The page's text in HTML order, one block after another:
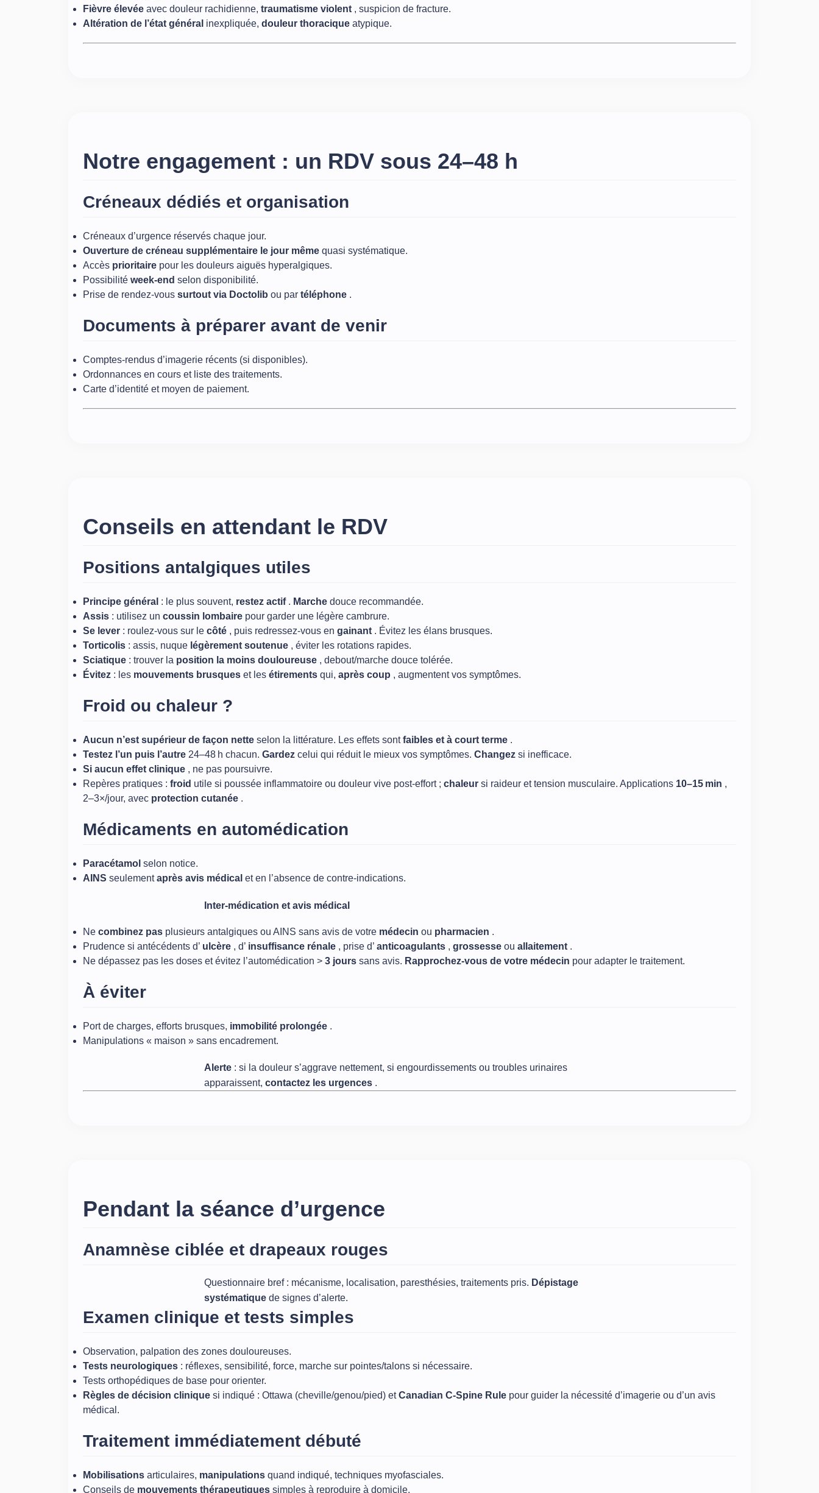
Fièvre élevée avec douleur rachidienne, traumatisme violent , suspicion de fracture.
Altération de l’état général inexpliquée, douleur thoracique atypique.
Notre engagement : un RDV sous 24–48 h
Créneaux dédiés et organisation
Créneaux d’urgence réservés chaque jour.
Ouverture de créneau supplémentaire le jour même quasi systématique.
Accès prioritaire pour les douleurs aiguës hyperalgiques.
Possibilité week‑end selon disponibilité.
Prise de rendez‑vous surtout via Doctolib ou par téléphone .
Documents à préparer avant de venir
Comptes‑rendus d’imagerie récents (si disponibles).
Ordonnances en cours et liste des traitements.
Carte d’identité et moyen de paiement.
Conseils en attendant le RDV
Positions antalgiques utiles
Principe général : le plus souvent, restez actif . Marche douce recommandée.
Assis : utilisez un coussin lombaire pour garder une légère cambrure.
Se lever : roulez‑vous sur le côté , puis redressez‑vous en gainant . Évitez les élans brusques.
Torticolis : assis, nuque légèrement soutenue , éviter les rotations rapides.
Sciatique : trouver la position la moins douloureuse , debout/marche douce tolérée.
Évitez : les mouvements brusques et les étirements qui, après coup , augmentent vos symptômes.
Froid ou chaleur ?
Aucun n’est supérieur de façon nette selon la littérature. Les effets sontfaibles et à court terme .
Testez l’un puis l’autre 24–48 h chacun. Gardez celui qui réduit le mieux vos symptômes. Changez si inefficace.
Si aucun effet clinique , ne pas poursuivre.
Repères pratiques : froid utile si poussée inflammatoire ou douleur vive post‑effort ; chaleur si raideur et tension musculaire. Applications 10–15 min ,
2–3×/jour, avec protection cutanée .
Médicaments en automédication
Paracétamol selon notice.
AINS seulementaprès avis médical et en l’absence de contre‑indications.
Inter‑médication et avis médical
Ne combinez pas plusieurs antalgiques ou AINS sans avis de votre médecin ou pharmacien .
Prudence si antécédents d’ ulcère , d’ insuffisance rénale , prise d’ anticoagulants , grossesse ou allaitement .
Ne dépassez pas les doses et évitez l’automédication > 3 jours sans avis. Rapprochez‑vous de votre médecin pour adapter le traitement.
À éviter
Port de charges, efforts brusques, immobilité prolongée .
Manipulations « maison » sans encadrement.
Alerte : si la douleur s’aggrave nettement, si engourdissements ou troubles urinaires
apparaissent, contactez les urgences .
Pendant la séance d’urgence
Anamnèse ciblée et drapeaux rouges
Questionnaire bref : mécanisme, localisation, paresthésies, traitements pris. Dépistage
systématique de signes d’alerte.
Examen clinique et tests simples
Observation, palpation des zones douloureuses.
Tests neurologiques : réflexes, sensibilité, force, marche sur pointes/talons si nécessaire.
Tests orthopédiques de base pour orienter.
Règles de décision clinique si indiqué : Ottawa (cheville/genou/pied) etCanadian C‑Spine Rule pour guider la nécessité d’imagerie ou d’un avis
médical.
Traitement immédiatement débuté
Mobilisations articulaires, manipulations quand indiqué, techniques myofasciales.
Conseils de mouvements thérapeutiques simples à reproduire à domicile.